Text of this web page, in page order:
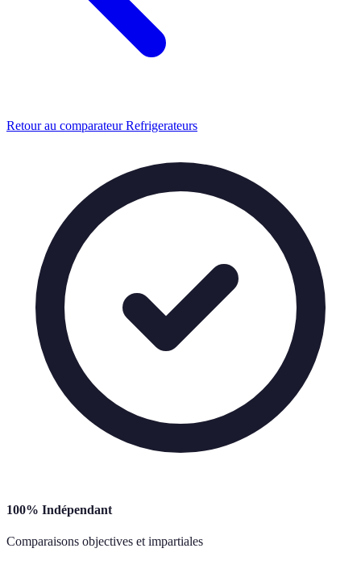
Retour au comparateur Refrigerateurs
100% Indépendant
Comparaisons objectives et impartiales